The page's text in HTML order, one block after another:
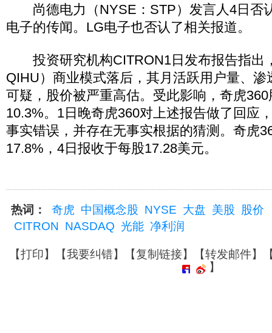
尚德电力（NYSE：STP）发言人4日否
电子的传闻。LG电子也否认了相关报道。
投资研究机构CITRON1日发布报告指出
QIHU）商业模式落后，其月活跃用户量、
可疑，股价被严重高估。受此影响，奇虎
10.3%。1日晚奇虎360对上述报告做了回应
事实错误，并存在无事实根据的猜测。奇虎
17.8%，4日报收于每股17.28美元。
热词： 奇虎 中国概念股 NYSE 大盘 美股
股价
CITRON NASDAQ 光能 净利润
【打印】【我要纠错】【复制链接】【转发邮件】
】